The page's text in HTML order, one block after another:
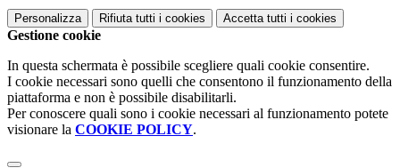
Personalizza Rifiuta tutti i cookies Accetta tutti i cookies
Gestione cookie
In questa schermata è possibile scegliere quali cookie consentire.
I cookie necessari sono quelli che consentono il funzionamento della
piattaforma e non è possibile disabilitarli.
Per conoscere quali sono i cookie necessari al funzionamento potete
visionare la COOKIE POLICY.